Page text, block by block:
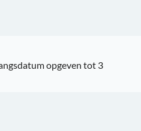
opgeven tot 3